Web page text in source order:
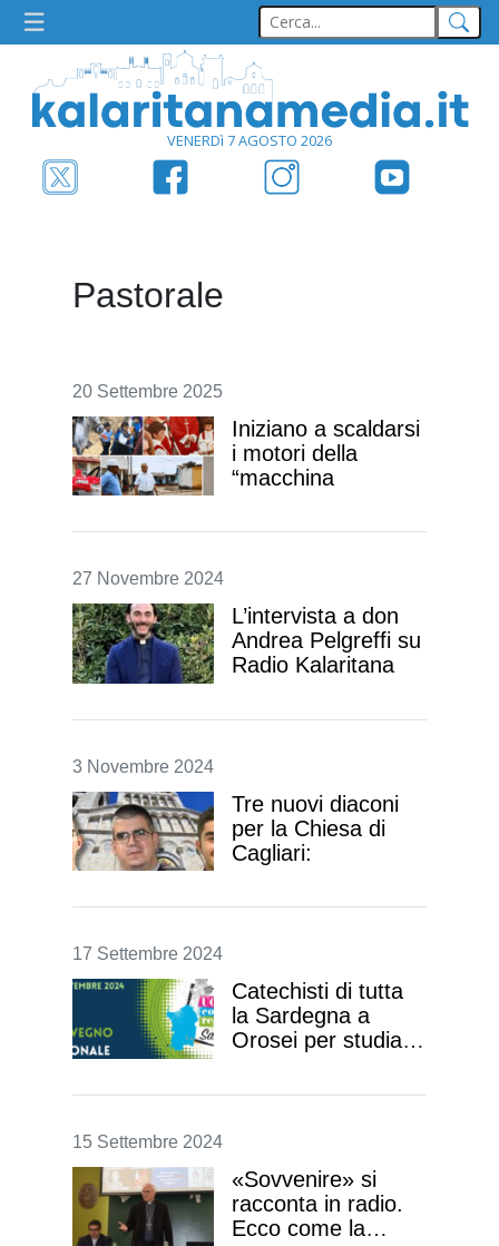
VENERDì 7 AGOSTO 2026
Pastorale
20 Settembre 2025
Iniziano a scaldarsi
i motori della
“macchina
XIV
27 Novembre 2024
L’intervista a don
Andrea Pelgreffi su
Radio Kalaritana
sacerdote sabato 30 novembre
3 Novembre 2024
Tre nuovi diaconi
per la Chiesa di
Cagliari:
Cattedrale il 21
vocazionale di tre giovani chiamati
al servizio pastorale e alla carità
17 Settembre 2024
Catechisti di tutta
la Sardegna a
Orosei per studiare
dell’evangelizzazione
15 Settembre 2024
«Sovvenire» si
racconta in radio.
Ecco come la